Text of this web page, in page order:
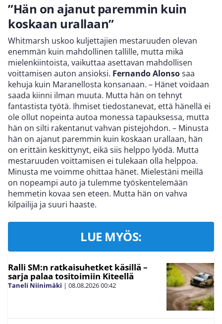
”Hän on ajanut paremmin kuin
koskaan urallaan”
Whitmarsh uskoo kuljettajien mestaruuden olevan
enemmän kuin mahdollinen tallille, mutta mikä
mielenkiintoista, vaikuttaa asettavan mahdollisen
voittamisen auton ansioksi. Fernando Alonsosaa
kehuja kuin Maranellosta konsanaan. – Hänet voidaan
saada kiinni ilman muuta. Mutta hän on tehnyt
fantastista työtä. Ihmiset tiedostanevat, että hänellä ei
ole ollut nopeinta autoa monessa tapauksessa, mutta
hän on silti rakentanut vahvan pistejohdon. – Minusta
hän on ajanut paremmin kuin koskaan urallaan, hän
on erittäin keskittynyt, eikä siis helppo lyödä. Mutta
mestaruuden voittamisen ei tulekaan olla helppoa.
Minusta me voimme ohittaa hänet. Mielestäni meillä
on nopeampi auto ja tulemme työskentelemään
hemmetin kovaa sen eteen. Mutta hän on vahva
kilpailija ja suuri haaste.
LUE MYÖS:
Ralli SM:n ratkaisuhetket käsillä –
sarja palaa tositoimiin Kiteellä
Taneli Niinimäki | 08.08.202600:42